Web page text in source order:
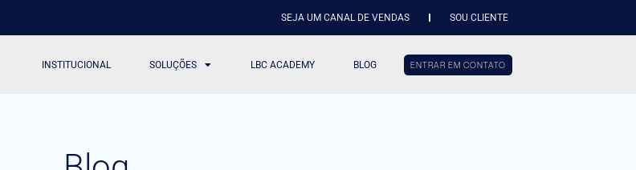
SEJA UM CANAL DE VENDAS SOU CLIENTE
INSTITUCIONAL SOLUÇÕES LBC ACADEMY BLOG ENTRAR EM CONTATO